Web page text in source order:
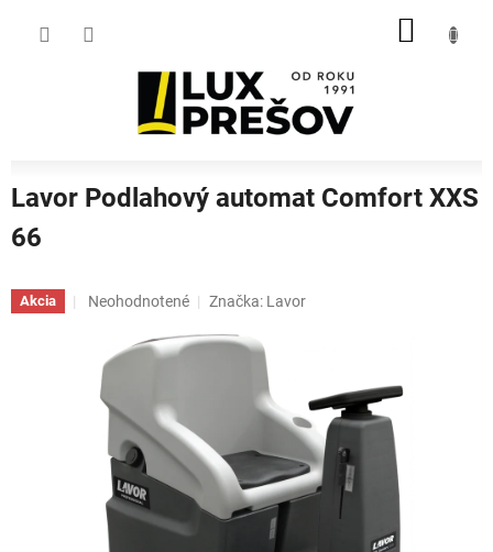
Lavor Podlahový automat Comfort XXS
66
Akcia
Priemerné
produktu
0,0
hviezdičiek.
Neohodnotené Značka: Lavor